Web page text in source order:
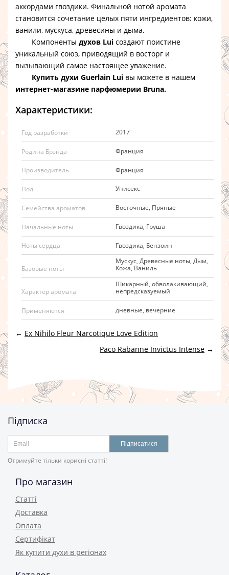
аккордами гвоздики. Финальной нотой аромата
становится сочетание целых пяти ингредиентов: кожи,
ванили, мускуса, древесины и дыма.
Компоненты духов Lui создают поистине
уникальный союз, приводящий в восторг и
вызывающий самое настоящее уважение.
Купить духи Guerlain Lui вы можете в нашем
интернет-магазине парфюмерии Bruna.
Характеристики:
Год разработки 2017
Родина Брэнда Франция
Производитель Франция
Пол Унисекс
Семейства ароматов Восточные, Пряные
Начальные ноты Гвоздика, Груша
Ноты сердца Гвоздика, Бензоин
Базовые ноты
Мускус, Древесные ноты, Дым,
Кожа, Ваниль
Характер аромата
Шикарный, обволакивающий,
непредсказуемый
Применяются дневные, вечерние
← Ex Nihilo Fleur Narcotique Love Edition
Paco Rabanne Invictus Intense →
Підписка
Підписатися
Отримуйте тільки корисні статті!
Про магазин
Статті
Доставка
Оплата
Сертифікат
Як купити духи в регіонах